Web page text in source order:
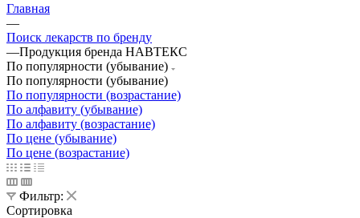
Главная
—
Поиск лекарств по бренду
—Продукция бренда НАВТЕКС
По популярности (убывание)
По популярности (убывание)
По популярности (возрастание)
По алфавиту (убывание)
По алфавиту (возрастание)
По цене (убывание)
По цене (возрастание)
Фильтр:
Сортировка